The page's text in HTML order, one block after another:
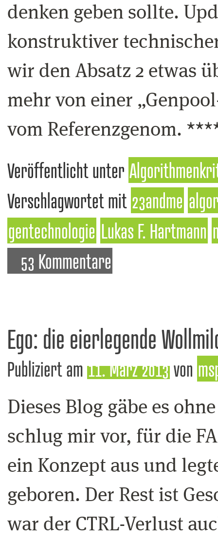
denken geben sollte.
konstruktiver
wir den Absatz 2 etwas
mehr von einer
vom Referenzgenom.
Veröffentlicht unter
Verschlagwortet mit 23andme
gentechnologie Lukas F. Hartmann
53 Kommentare
Ego: die eierlegende
Publiziert am 11. März 2013von
Dieses Blog gäbe es
schlug mir vor, für die
ein Konzept aus und
geboren. Der Rest ist
war der CTRL-Verlust